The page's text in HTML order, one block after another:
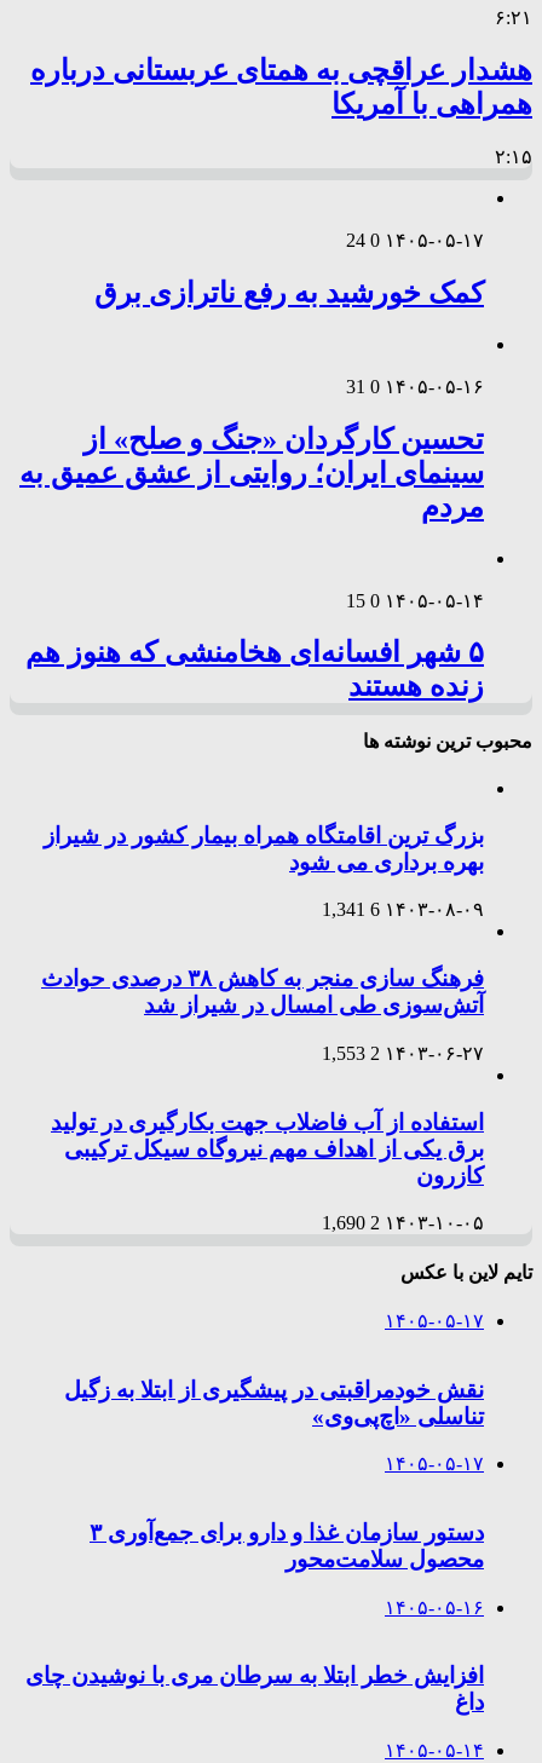
۶:۲۱
هشدار عراقچی به همتای عربستانی درباره
همراهی با آمریکا
۲:۱۵
۱۴۰۵-۰۵-۱۷ 0
24
کمک خورشید به رفع ناترازی برق
۱۴۰۵-۰۵-۱۶ 0
31
تحسین کارگردان «جنگ و صلح» از
سینمای ایران؛ روایتی از عشق عمیق به
مردم
۱۴۰۵-۰۵-۱۴ 0
15
۵ شهر افسانه‌ای هخامنشی که هنوز هم
زنده هستند
محبوب ترین نوشته ها
بزرگ ترین اقامتگاه همراه بیمار کشور در شیراز
بهره برداری می شود
۱۴۰۳-۰۸-۰۹ 6
1,341
فرهنگ سازی منجر به کاهش ۳۸ درصدی حوادث
آتش‌سوزی طی امسال در شیراز شد
۱۴۰۳-۰۶-۲۷ 2
1,553
استفاده از آب فاضلاب جهت بکارگیری در تولید
برق یکی از اهداف مهم نیروگاه سیکل ترکیبی
کازرون
۱۴۰۳-۱۰-۰۵ 2
1,690
تایم لاین با عکس
۱۴۰۵-۰۵-۱۷
نقش خودمراقبتی در پیشگیری از ابتلا به زگیل
تناسلی «اچ‌پی‌وی»
۱۴۰۵-۰۵-۱۷
دستور سازمان غذا و دارو برای جمع‌آوری ۳
محصول سلامت‌محور
۱۴۰۵-۰۵-۱۶
افزایش خطر ابتلا به سرطان مری با نوشیدن چای
داغ
۱۴۰۵-۰۵-۱۴